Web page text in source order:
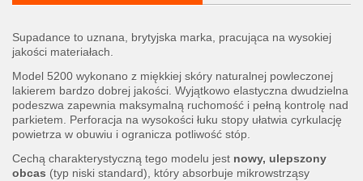
Supadance to uznana, brytyjska marka, pracująca na wysokiej
jakości materiałach.
Model 5200 wykonano z miękkiej skóry naturalnej powleczonej
lakierem bardzo dobrej jakości. Wyjątkowo elastyczna dwudzielna
podeszwa zapewnia maksymalną ruchomość i pełną kontrolę nad
parkietem. Perforacja na wysokości łuku stopy ułatwia cyrkulację
powietrza w obuwiu i ogranicza potliwość stóp.
Cechą charakterystyczną tego modelu jest nowy, ulepszony
obcas (typ niski standard), który absorbuje mikrowstrząsy